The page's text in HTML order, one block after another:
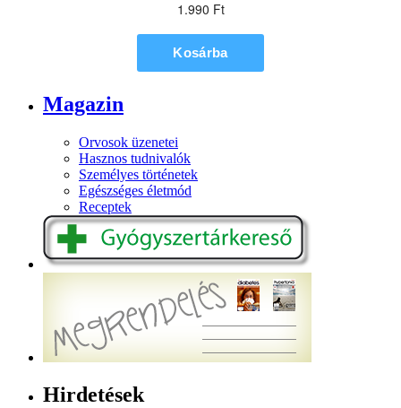
Magazin
Orvosok üzenetei
Hasznos tudnivalók
Személyes történetek
Egészséges életmód
Receptek
Hirdetések